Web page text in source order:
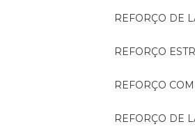
REFORÇO DE
REFORÇO
REFORÇO
REFORÇO DE